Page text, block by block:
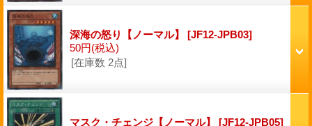
深海の怒り【ノーマル】 [JF12-JPB03]
50円(税込)
[在庫数 2点]
マスク・チェンジ【ノーマル】 [JF12-JPB05]